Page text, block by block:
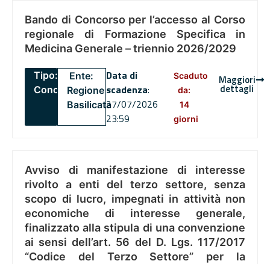
Bando di Concorso per l’accesso al Corso
regionale di Formazione Specifica in
Medicina Generale – triennio 2026/2029
Tipo:
Concorsi
Ente:
Regione
Basilicata
Data di
scadenza:
27/07/2026
23:59
Scaduto
da:
14
giorni
Maggiori
dettagli
Avviso di manifestazione di interesse
rivolto a enti del terzo settore, senza
scopo di lucro, impegnati in attività non
economiche di interesse generale,
finalizzato alla stipula di una convenzione
ai sensi dell’art. 56 del D. Lgs. 117/2017
“Codice del Terzo Settore” per la